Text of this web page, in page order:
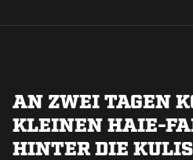
AN ZWEI TAGEN
KLEINEN HAIE-
HINTER DIE